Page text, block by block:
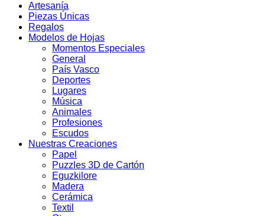
Artesanía
Piezas Únicas
Regalos
Modelos de Hojas
Momentos Especiales
General
País Vasco
Deportes
Lugares
Música
Animales
Profesiones
Escudos
Nuestras Creaciones
Papel
Puzzles 3D de Cartón
Eguzkilore
Madera
Cerámica
Textil